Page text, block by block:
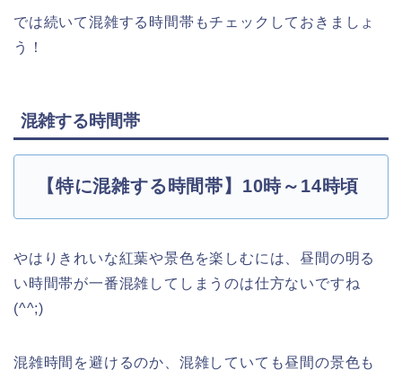
では続いて混雑する時間帯もチェックしておきましょ
う！
混雑する時間帯
【特に混雑する時間帯】10時～14時頃
やはりきれいな紅葉や景色を楽しむには、昼間の明る
い時間帯が一番混雑してしまうのは仕方ないですね
(^^;)
混雑時間を避けるのか、混雑していても昼間の景色も